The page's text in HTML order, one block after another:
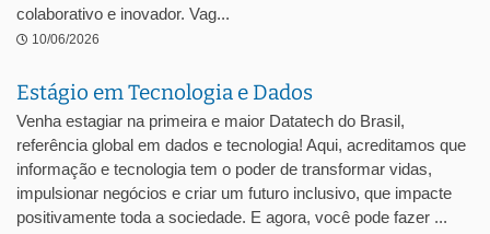
colaborativo e inovador. Vag...
10/06/2026
Estágio em Tecnologia e Dados
Venha estagiar na primeira e maior Datatech do Brasil,
referência global em dados e tecnologia! Aqui, acreditamos que
informação e tecnologia tem o poder de transformar vidas,
impulsionar negócios e criar um futuro inclusivo, que impacte
positivamente toda a sociedade. E agora, você pode fazer ...